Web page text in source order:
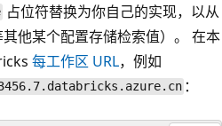
占位符替换为你自己的实现，以从
其他某个配置存储检索值）。 在本
每工作区 URL，例如
：